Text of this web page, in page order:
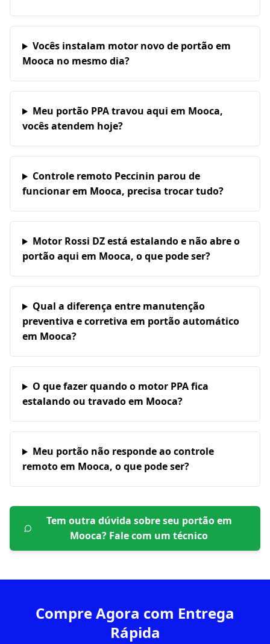
Vocês instalam motor novo de portão em
Mooca no mesmo dia?
Meu portão PPA travou aqui em Mooca,
vocês atendem hoje?
Controle remoto Peccinin parou de
funcionar em Mooca, precisa trocar tudo?
Motor Rossi DZ está estalando e não abre o
portão aqui em Mooca, o que pode ser?
Qual a diferença entre manutenção
preventiva e corretiva em portão automático
em Mooca?
O que fazer quando o motor PPA fica
estalando ou travado em Mooca?
Meu portão não responde ao controle
remoto em Mooca, o que pode ser?
Tem outra dúvida sobre seu portão em
Mooca? Fale com um técnico
Compre Agora com Entrega
Rápida